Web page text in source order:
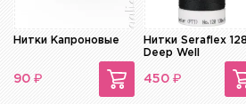
Нитки Капроновые
90 ₽
Нитки Seraflex
Deep Well
450 ₽